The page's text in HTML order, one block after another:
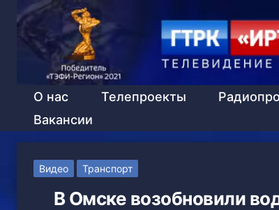
О нас Телепроекты
Вакансии
Видео Транспорт
В Омске возобновили